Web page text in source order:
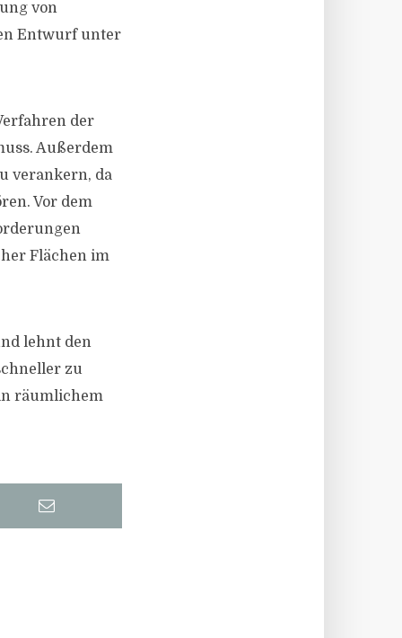
von
Entwurf unter
der
Außerdem
verankern, da
Vor dem
Flächen im
lehnt den
zu
räumlichem